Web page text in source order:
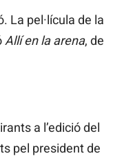
La pel·lícula de la
Allí en la arena, de
a l’edició del
pel president de